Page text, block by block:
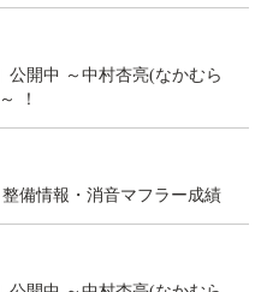
公開中 ～中村杏亮(なかむら
！
備情報・消音マフラー成績